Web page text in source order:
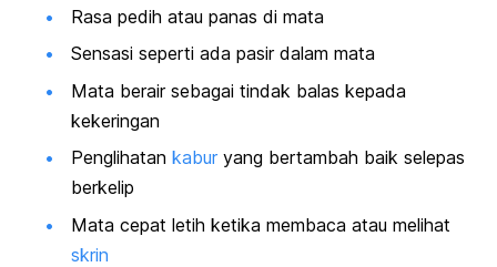
Rasa pedih atau panas di mata
Sensasi seperti ada pasir dalam mata
Mata berair sebagai tindak balas kepada
kekeringan
Penglihatan kabur yang bertambah baik selepas
berkelip
Mata cepat letih ketika membaca atau melihat
skrin